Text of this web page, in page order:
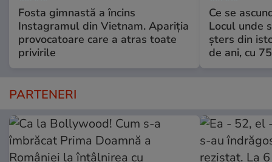
Fosta gimnastă a încins
Instagramul din Vietnam. Apariția
provocatoare care a atras toate
privirile
Ce se
Locul unde
șters din
de ani, cu
PARTENERI